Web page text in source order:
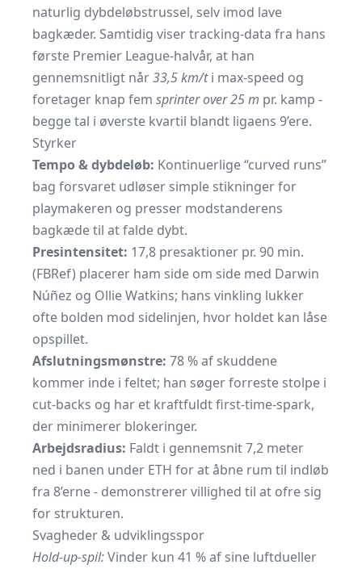
naturlig dybdeløbstrussel, selv imod lave
bagkæder. Samtidig viser tracking-data fra hans
første Premier League-halvår, at han
gennemsnitligt når33,5 km/ti max-speed og
foretager knap fem sprinter over 25 m pr. kamp -
begge tal i øverste kvartil blandt ligaens 9’ere.
Styrker
Tempo & dybdeløb: Kontinuerlige “curved runs”
bag forsvaret udløser simple stikninger for
playmakeren og presser modstanderens
bagkæde til at falde dybt.
Presintensitet: 17,8 presaktioner pr. 90 min.
(FBRef) placerer ham side om side med Darwin
Núñez og Ollie Watkins; hans vinkling lukker
ofte bolden mod sidelinjen, hvor holdet kan låse
opspillet.
Afslutningsmønstre: 78 % af skuddene
kommer inde i feltet; han søger forreste stolpe i
cut-backs og har et kraftfuldt first-time-spark,
der minimerer blokeringer.
Arbejdsradius: Faldt i gennemsnit 7,2 meter
ned i banen under ETH for at åbne rum til indløb
fra 8’erne - demonstrerer villighed til at ofre sig
for strukturen.
Svagheder & udviklingsspor
Hold-up-spil:Vinder kun 41 % af sine luftdueller